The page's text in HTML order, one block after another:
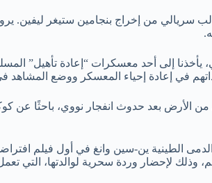
من إخراج بنجامين ستيغر ليفين.
إلى أحد معسكرات “إعادة تأهيل”
في إعادة إحياء المعسكر ووضع المشاهد
الأرض بعد حدوث انفجار نووي، باحثًا عن
الطينية ين-سين وانغ في أول فيلم
وذلك لإحضار وردة سحرية لوالدتها، التي